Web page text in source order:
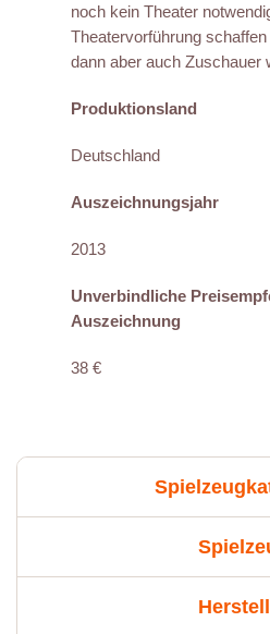
noch kein Theater
Theatervorführung
dann aber auch Zuschauer
Produktionsland
Deutschland
Auszeichnungsjahr
2013
Unverbindliche
Auszeichnung
38 €